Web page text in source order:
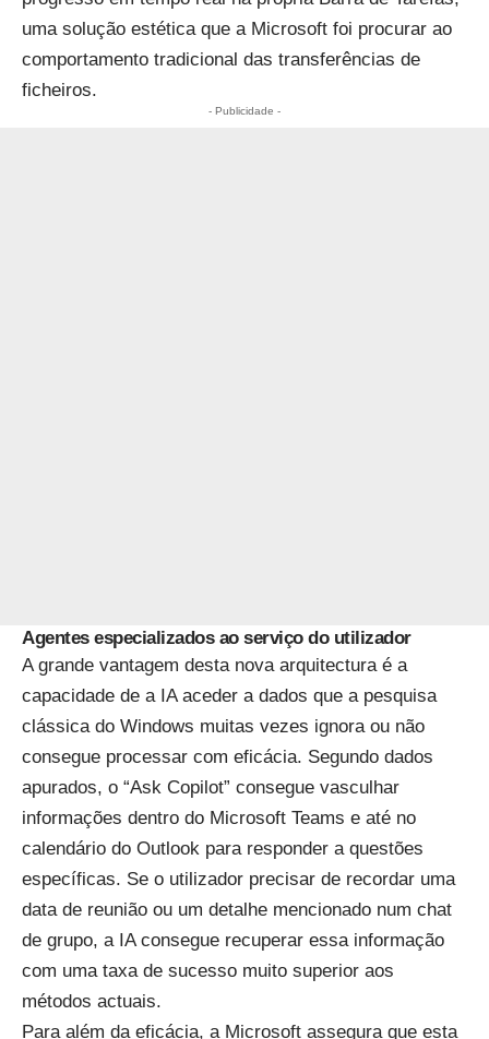
uma solução estética que a Microsoft foi procurar ao
comportamento tradicional das transferências de
ficheiros.
- Publicidade -
Agentes especializados ao serviço do utilizador
A grande vantagem desta nova arquitectura é a
capacidade de a IA aceder a dados que a pesquisa
clássica do Windows muitas vezes ignora ou não
consegue processar com eficácia. Segundo dados
apurados, o “Ask Copilot” consegue vasculhar
informações dentro do Microsoft Teams e até no
calendário do Outlook para responder a questões
específicas. Se o utilizador precisar de recordar uma
data de reunião ou um detalhe mencionado num chat
de grupo, a IA consegue recuperar essa informação
com uma taxa de sucesso muito superior aos
métodos actuais.
Para além da eficácia, a Microsoft assegura que esta